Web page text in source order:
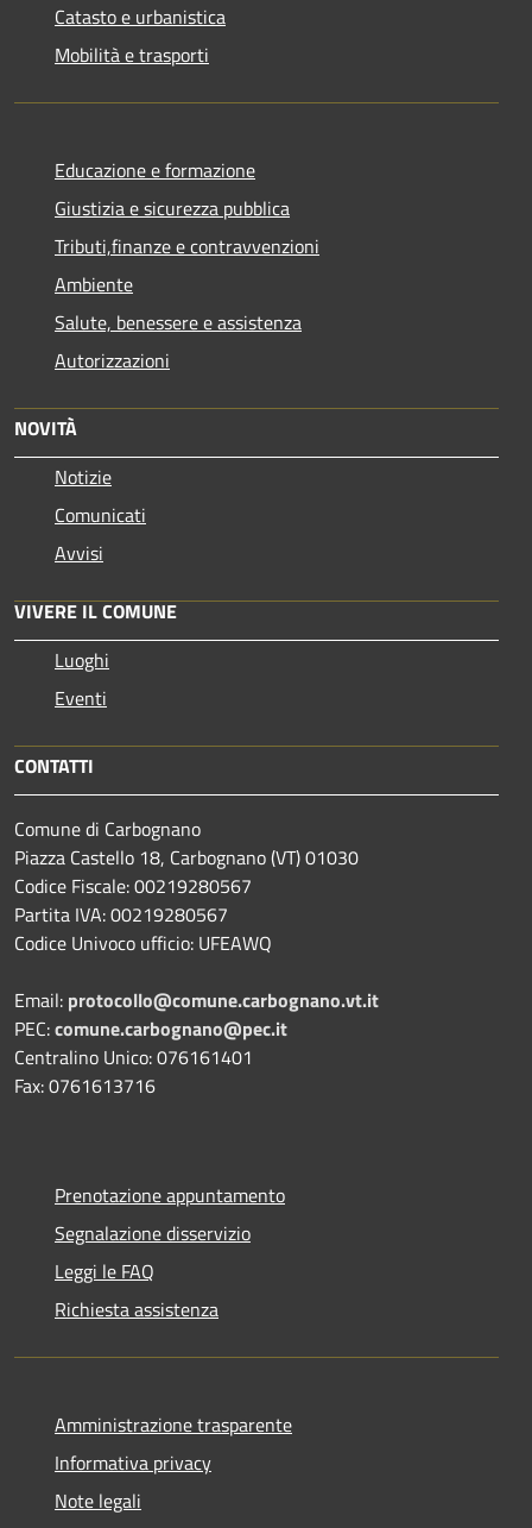
Catasto e urbanistica
Mobilità e trasporti
Educazione e formazione
Giustizia e sicurezza pubblica
Tributi,finanze e contravvenzioni
Ambiente
Salute, benessere e assistenza
Autorizzazioni
NOVITÀ
Notizie
Comunicati
Avvisi
VIVERE IL COMUNE
Luoghi
Eventi
CONTATTI
Comune di Carbognano
Piazza Castello 18, Carbognano (VT) 01030
Codice Fiscale: 00219280567
Partita IVA: 00219280567
Codice Univoco ufficio: UFEAWQ
Email: protocollo@comune.carbognano.vt.it
PEC:comune.carbognano@pec.it
Centralino Unico: 076161401
Fax: 0761613716
Prenotazione appuntamento
Segnalazione disservizio
Leggi le FAQ
Richiesta assistenza
Amministrazione trasparente
Informativa privacy
Note legali